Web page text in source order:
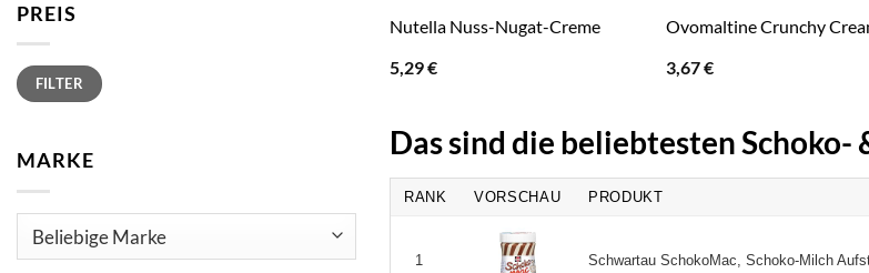
PREIS
Min.
Preis
Max.
PreisFILTER
MARKE
Nutella Nuss-Nugat-Creme
5,29€
Ovomaltine Crunchy
3,67€
Das sind die beliebtesten
RANK VORSCHAU PRODUKT
1 Schwartau SchokoMac, Schoko-Milch